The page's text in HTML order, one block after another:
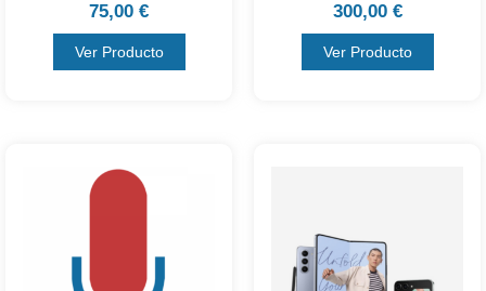
75,00 €
Ver Producto
300,00 €
Ver Producto